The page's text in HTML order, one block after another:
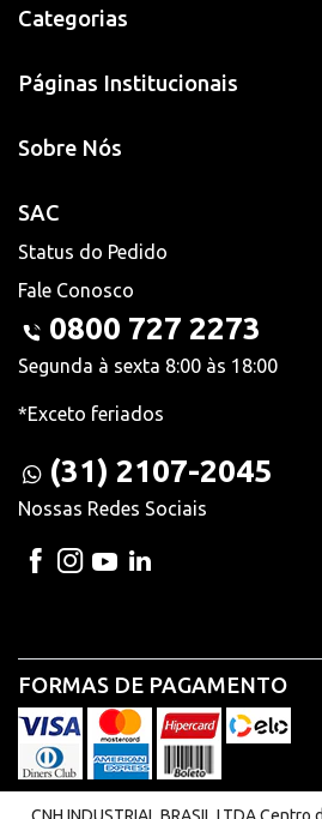
Categorias
Páginas Institucionais
Sobre Nós
SAC
Status do Pedido
Fale Conosco
0800 727 2273
Segunda à sexta 8:00 às 18:00
*Exceto feriados
(31) 2107-2045
Nossas Redes Sociais
FORMAS DE PAGAMENTO